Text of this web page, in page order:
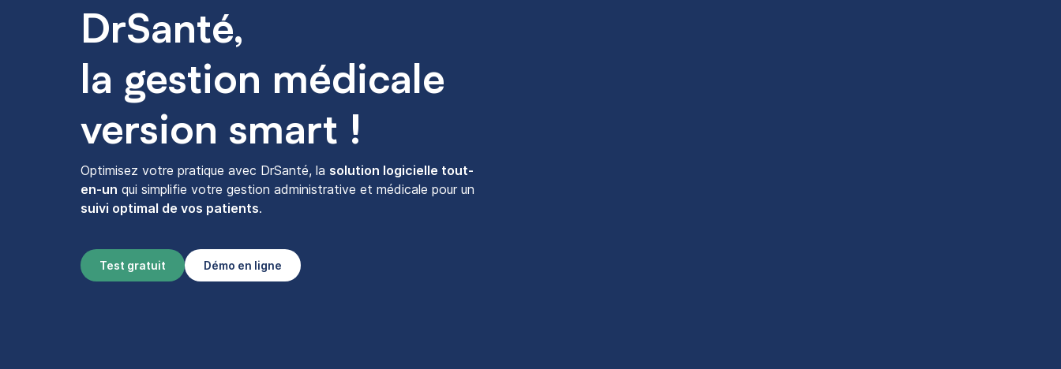
DrSanté,
la gestion médicale
version smart !
Optimisez votre pratique avec DrSanté, la solution logicielle tout-
en-un qui simplifie votre gestion administrative et médicale pour un
suivi optimal de vos patients.
Test gratuit Démo en ligne